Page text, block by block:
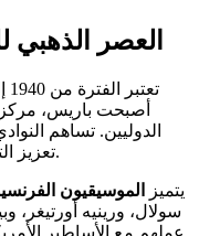
العصر الذهبي
تعتبر الفترة من 1940 إلى 1960 ذروة
أصبحت باريس، مركز
الدوليين. تساهم
تعزيز التعاون بين الفنانين الفرنسيين والأمريكيين.
يتميز الموسيقيون
سولال، ورينيه
عملهم مع الأساطير